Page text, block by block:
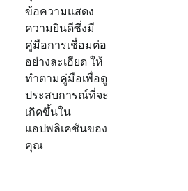
ข้อความแสดง
ความยินดีซึ่งมี
คู่มือการเชื่อมต่อ
อย่างละเอียด ให้
ทำตามคู่มือเพื่อดู
ประสบการณ์ที่จะ
เกิดขึ้นใน
แอปพลิเคชันของ
คุณ